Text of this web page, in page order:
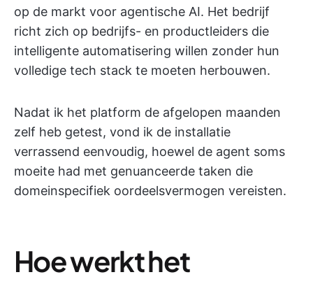
op de markt voor agentische AI. Het bedrijf
richt zich op bedrijfs- en productleiders die
intelligente automatisering willen zonder hun
volledige tech stack te moeten herbouwen.
Nadat ik het platform de afgelopen maanden
zelf heb getest, vond ik de installatie
verrassend eenvoudig, hoewel de agent soms
moeite had met genuanceerde taken die
domeinspecifiek oordeelsvermogen vereisten.
Hoe werkt het